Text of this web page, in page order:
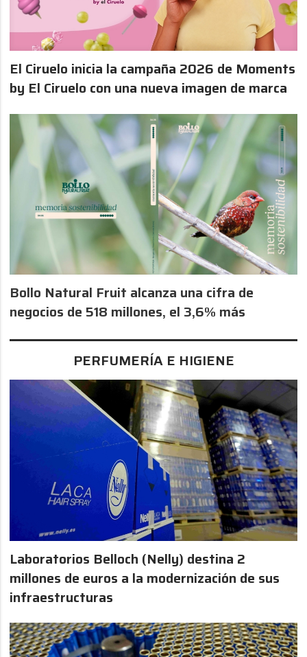
El Ciruelo inicia la campaña 2026 de Moments
by El Ciruelo con una nueva imagen de marca
Bollo Natural Fruit alcanza una cifra de
negocios de 518 millones, el 3,6% más
PERFUMERÍA E HIGIENE
Laboratorios Belloch (Nelly) destina 2
millones de euros a la modernización de sus
infraestructuras